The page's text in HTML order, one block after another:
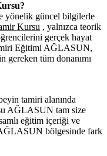
yönelik güncel bilgilerle
Kursu , yalnızca teorik
gerçek hayat
Eğitimi AĞLASUN,
gereken tüm donanımı
tamiri alanında
AĞLASUN tam size
eğitim içeriği ve
bölgesinde fark